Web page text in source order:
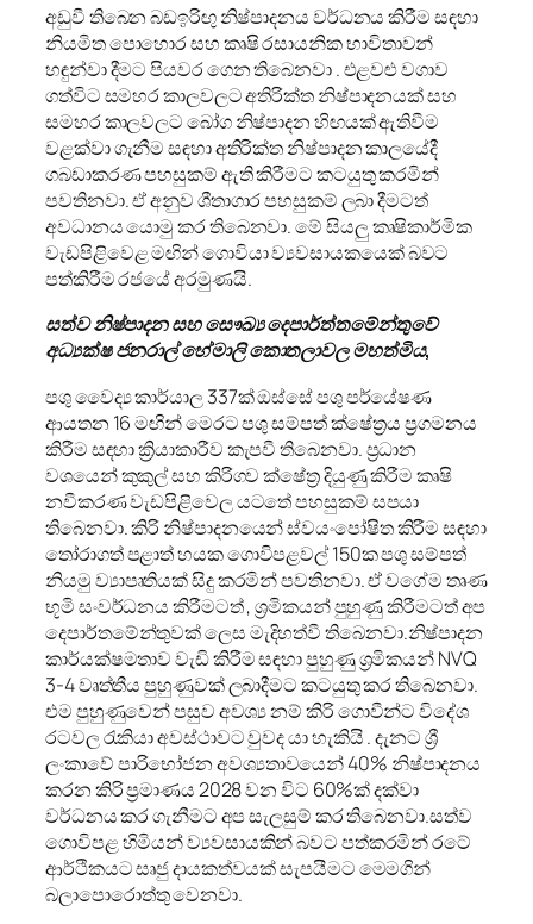
අඩුවී තිබෙන බඩඉරිඟු නිෂ්පාදනය වර්ධනය කිරීම සඳහා
නියමිත පොහොර සහ කෘෂි රසායනික භාවිතාවන්
හඳුන්වා දීමට පියවර ගෙන තිබෙනවා . එළවළු වගාව
ගත්විට සමහර කාලවලට අතිරික්ත නිෂ්පාදනයක් සහ
සමහර කාලවලට බෝග නිෂ්පාදන හිඟයක් ඇතිවීම
වළක්වා ගැනීම සඳහා අතිරික්ත නිෂ්පාදන කාලයේදී
ගබඩාකරණ පහසුකම් ඇති කිරීමට කටයුතු කරමින්
පවතිනවා. ඒ අනුව ශීතාගාර පහසුකම් ලබා දීමටත්
අවධානය යොමු කර තිබෙනවා. මේ සියලු කෘෂිකාර්මික
වැඩපිළිවෙළ මඟින් ගොවියා ව්‍යවසායකයෙක් බවට
පත්කිරීම රජයේ අරමුණයි.
සත්ව නිෂ්පාදන සහ සෞඛ්‍ය දෙපාර්ත්තමේන්තුවේ
අධ්‍යක්ෂ ජනරාල් හේමාලි කොතලාවල මහත්මිය,
පශු වෛද්‍ය කාර්යාල 337ක් ඔස්සේ පශු පර්යේෂණ
ආයතන 16 මඟින් මෙරට පශු සම්පත් ක්ෂේත්‍රය ප්‍රගමනය
කිරීම සඳහා ක්‍රියාකාරීව කැපවී තිබෙනවා. ප්‍රධාන
වශයෙන් කුකුල් සහ කිරිගව ක්ෂේත්‍ර දියුණු කිරීම කෘෂි
නවීකරණ වැඩපිළිවෙල යටතේ පහසුකම් සපයා
තිබෙනවා. කිරි නිෂ්පාදනයෙන් ස්වයංපෝෂිත කිරීම සඳහා
තෝරාගත් පළාත් හයක ගොවිපළවල් 150ක පශු සම්පත්
නියමු ව්‍යාපෘතියක් සිදු කරමින් පවතිනවා. ඒ වගේම තෘණ
භූමි සංවර්ධනය කිරීමටත් , ශ්‍රමිකයන් පුහුණු කිරීමටත් අප
දෙපාර්තමේන්තුවක් ලෙස මැදිහත්වී තිබෙනවා.නිෂ්පාදන
කාර්යක්ෂමතාව වැඩි කිරීම සඳහා පුහුණු ශ්‍රමිකයන් NVQ
3-4 වෘත්තීය පුහුණුවක් ලබාදීමට කටයුතු කර තිබෙනවා.
එම පුහුණුවෙන් පසුව අවශ්‍ය නම් කිරි ගොවීන්ට විදේශ
රටවල රැකියා අවස්ථාවට වුවද යා හැකියි . දැනට ශ්‍රී
ලංකාවේ පාරිභෝජන අවශ්‍යතාවයෙන් 40% නිෂ්පාදනය
කරන කිරි ප්‍රමාණය 2028 වන විට 60%ක් දක්වා
වර්ධනය කර ගැනීමට අප සැලසුම් කර තිබෙනවා.සත්ව
ගොවිපළ හිමියන් ව්‍යවසායකින් බවට පත්කරමින් රටේ
ආර්ථිකයට සෘජු දායකත්වයක් සැපයීමට මෙමගින්
බලාපොරොත්තු වෙනවා.